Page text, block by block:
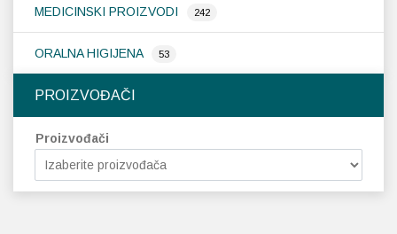
MEDICINSKI PROIZVODI 242
ORALNA HIGIJENA 53
PROIZVOĐAČI
Proizvođači